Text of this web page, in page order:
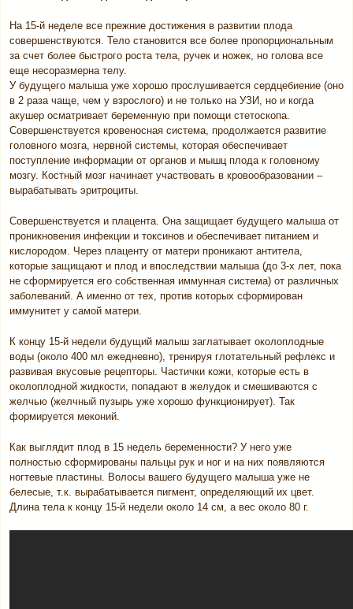
На 15-й неделе все прежние достижения в развитии плода
совершенствуются. Тело становится все более пропорциональным
за счет более быстрого роста тела, ручек и ножек, но голова все
еще несоразмерна телу.
У будущего малыша уже хорошо прослушивается сердцебиение (оно
в 2 раза чаще, чем у взрослого) и не только на УЗИ, но и когда
акушер осматривает беременную при помощи стетоскопа.
Совершенствуется кровеносная система, продолжается развитие
головного мозга, нервной системы, которая обеспечивает
поступление информации от органов и мышц плода к головному
мозгу. Костный мозг начинает участвовать в кровообразовании –
вырабатывать эритроциты.
Совершенствуется и плацента. Она защищает будущего малыша от
проникновения инфекции и токсинов и обеспечивает питанием и
кислородом. Через плаценту от матери проникают антитела,
которые защищают и плод и впоследствии малыша (до 3-х лет, пока
не сформируется его собственная иммунная система) от различных
заболеваний. А именно от тех, против которых сформирован
иммунитет у самой матери.
К концу 15-й недели будущий малыш заглатывает околоплодные
воды (около 400 мл ежедневно), тренируя глотательный рефлекс и
развивая вкусовые рецепторы. Частички кожи, которые есть в
околоплодной жидкости, попадают в желудок и смешиваются с
желчью (желчный пузырь уже хорошо функционирует). Так
формируется меконий.
Как выглядит плод в 15 недель беременности? У него уже
полностью сформированы пальцы рук и ног и на них появляются
ногтевые пластины. Волосы вашего будущего малыша уже не
белесые, т.к. вырабатывается пигмент, определяющий их цвет.
Длина тела к концу 15-й недели около 14 см, а вес около 80 г.